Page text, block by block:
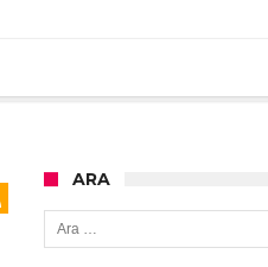
ARA
Arama: